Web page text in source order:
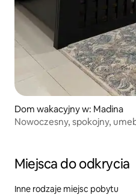
Dom wakacyjny w: Madina
Nowoczesny, spokojny,
Miejsca do odkrycia
Inne rodzaje miejsc pobytu